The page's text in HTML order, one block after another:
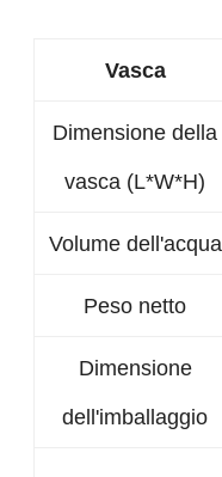
Vasca
Dimensione della
vasca (L*W*H)
Volume dell'acqua
Peso netto
Dimensione
dell'imballaggio